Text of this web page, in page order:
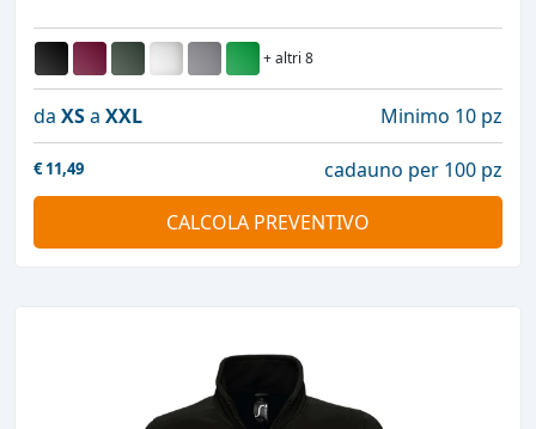
+ altri 8
da XSa XXL Minimo 10 pz
€ 11,49
cadauno per 100 pz
CALCOLA PREVENTIVO